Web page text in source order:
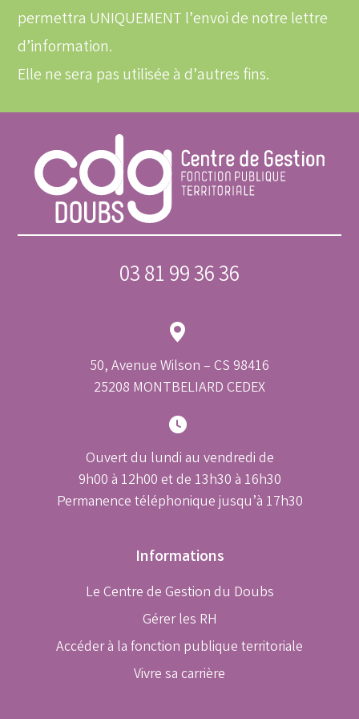
permettra UNIQUEMENT l’envoi de notre lettre
d’information.
Elle ne sera pas utilisée à d’autres fins.
03 81 99 36 36
50, Avenue Wilson – CS 98416
25208 MONTBELIARD CEDEX
Ouvert du lundi au vendredi de
9h00 à 12h00 et de 13h30 à 16h30
Permanence téléphonique jusqu’à 17h30
Informations
Le Centre de Gestion du Doubs
Gérer les RH
Accéder à la fonction publique territoriale
Vivre sa carrière